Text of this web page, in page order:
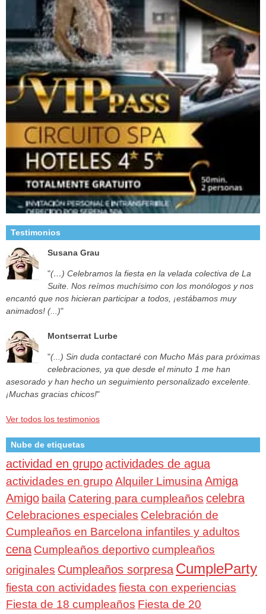
Testimonios
Susana Grau
"(…) Celebramos la fiesta en la velada colectiva de La
Suite. Nos reímos muchísimo con los monólogos y nos
encantó que nos hicieran participar a todos, ¡estábamos muy
animados! (...)"
Montserrat Lurbe
"(...) Sin duda contactaré con Mucho Más para próximas
celebraciones, ya que desde el minuto 1 me han
asesorado y han hecho un seguimiento personalizado excelente.
¡Muchas gracias chicos!"
Ver todos los testimonios
Nube de etiquetas
actividad en grupoactividades de agua
actividades en grupo Alquiler Limusina Amiga
Amigo baila Catering para cumpleaños celebra
Celebraciones especiales Celebración de
Cumpleaños en Barcelona infantiles y adultos
cena Cumpleaños deportivo cumpleaños
originales Cumpleaños sorpresa CumpleParty
fiesta con actividades fiesta con experiencias
Fiesta de 18 cumpleaños Fiesta de 20